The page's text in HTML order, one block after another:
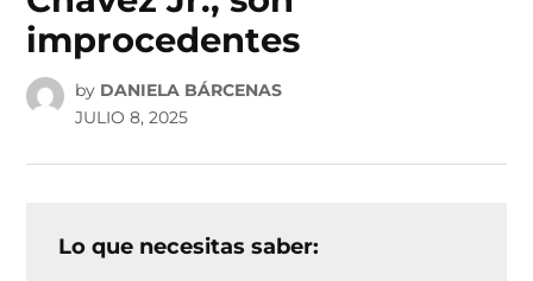
improcedentes
by DANIELA BÁRCENAS
JULIO 8, 2025
Lo que necesitas saber: